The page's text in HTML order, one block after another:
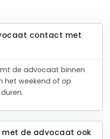
contact met
de advocaat binnen
het weekend of op
de advocaat ook